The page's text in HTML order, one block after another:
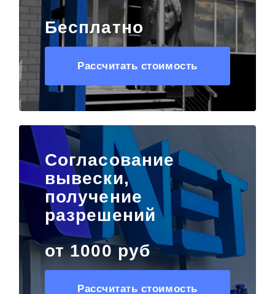
Бесплатно
Рассчитать стоимость
Согласование
вывески,
получение
разрешений
от 1000 руб
Рассчитать стоимость